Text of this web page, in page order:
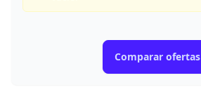
Comparar ofertas